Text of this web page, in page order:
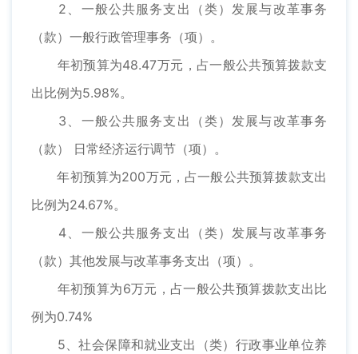
2、一般公共服务支出（类）发展与改革事务
（款）一般行政管理事务（项）。
年初预算为48.47万元，占一般公共预算拨款支
出比例为5.98%。
3、一般公共服务支出（类）发展与改革事务
（款） 日常经济运行调节（项）。
年初预算为200万元，占一般公共预算拨款支出
比例为24.67%。
4、一般公共服务支出（类）发展与改革事务
（款）其他发展与改革事务支出（项）。
年初预算为6万元，占一般公共预算拨款支出比
例为0.74%
5、社会保障和就业支出（类）行政事业单位养